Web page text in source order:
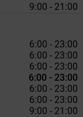
9:00 - 21:00
6:00 - 23:00
6:00 - 23:00
6:00 - 23:00
6:00 - 23:00
6:00 - 23:00
6:00 - 23:00
9:00 - 21:00